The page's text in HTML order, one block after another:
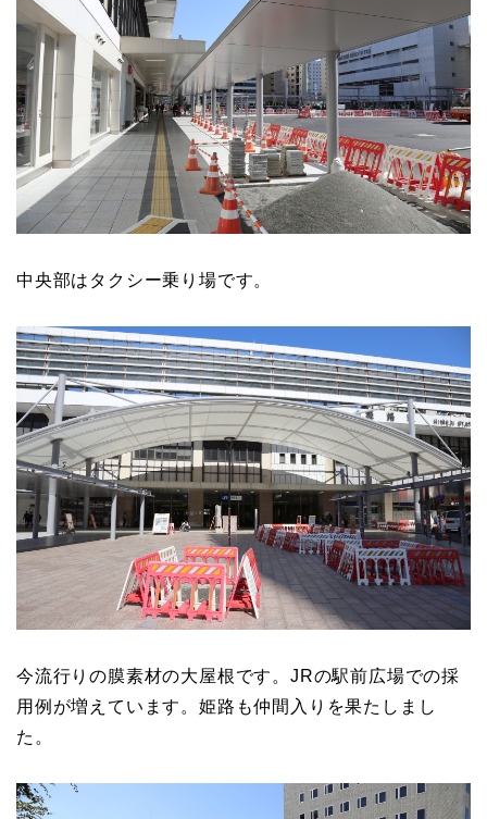
中央部はタクシー乗り場です。
今流行りの膜素材の大屋根です。JRの駅前広場での採
用例が増えています。姫路も仲間入りを果たしまし
た。